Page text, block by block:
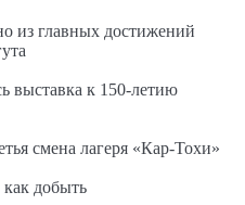
из главных достижений
выставка к 150-летию
смена лагеря «Кар-Тохи»
добыть